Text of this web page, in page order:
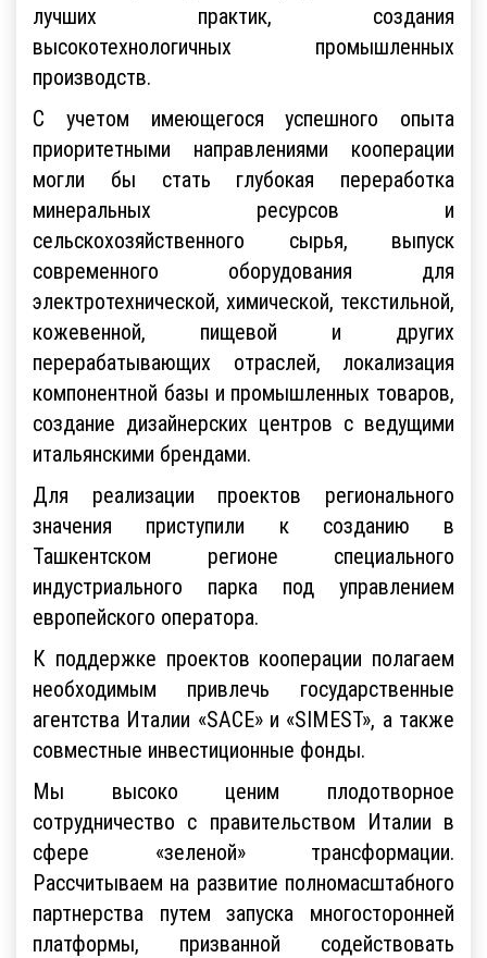
лучших практик, создания
высокотехнологичных промышленных
производств.
С учетом имеющегося успешного опыта
приоритетными направлениями кооперации
могли бы стать глубокая переработка
минеральных ресурсов и
сельскохозяйственного сырья, выпуск
современного оборудования для
электротехнической, химической, текстильной,
кожевенной, пищевой и других
перерабатывающих отраслей, локализация
компонентной базы и промышленных товаров,
создание дизайнерских центров с ведущими
итальянскими брендами.
Для реализации проектов регионального
значения приступили к созданию в
Ташкентском регионе специального
индустриального парка под управлением
европейского оператора.
К поддержке проектов кооперации полагаем
необходимым привлечь государственные
агентства Италии «SACE» и «SIMEST», а также
совместные инвестиционные фонды.
Мы высоко ценим плодотворное
сотрудничество с правительством Италии в
сфере «зеленой» трансформации.
Рассчитываем на развитие полномасштабного
партнерства путем запуска многосторонней
платформы, призванной содействовать